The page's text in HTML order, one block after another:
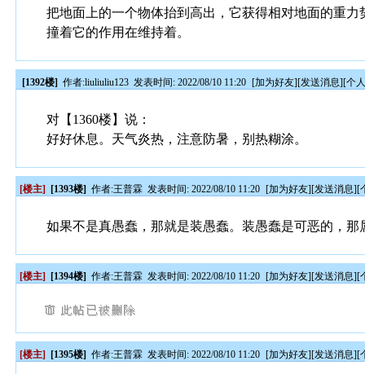
把地面上的一个物体抬到高出，它获得相对地面的重
撞着它的作用在维持着。
[1392楼] 作者:liuliuliu123 发表时间: 2022/08/10 11:20 [加为好友][发送消息][个
对【1360楼】说：
好好休息。天气炎热，注意防暑，别热糊涂。
[楼主] [1393楼] 作者:王普霖 发表时间: 2022/08/10 11:20 [加为好友][发送消息][
如果不是真愚蠢，那就是装愚蠢。装愚蠢是可恶的，
[楼主] [1394楼] 作者:王普霖 发表时间: 2022/08/10 11:20 [加为好友][发送消息][
[楼主] [1395楼] 作者:王普霖 发表时间: 2022/08/10 11:20 [加为好友][发送消息][